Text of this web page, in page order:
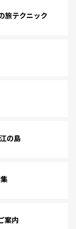
旅テクニック
の島
案内